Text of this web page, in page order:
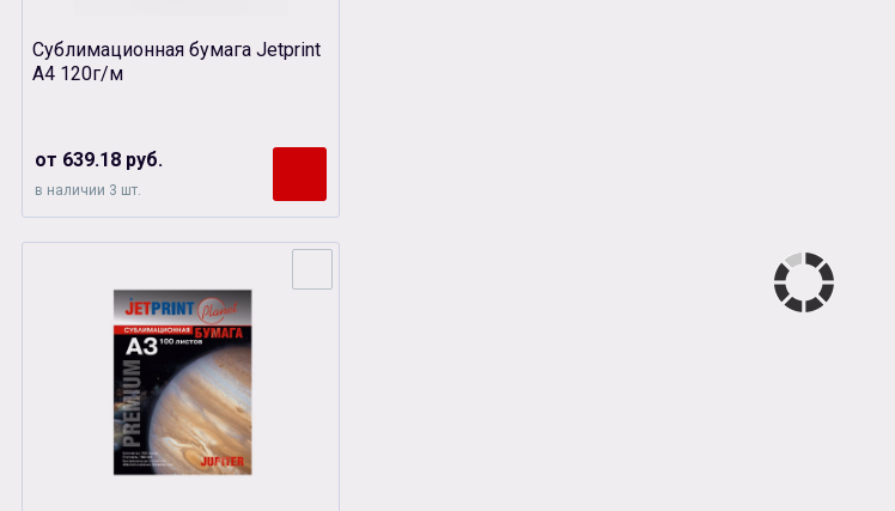
Сублимационная бумага Jetprint
А4 120г/м
от 639.18 руб.
в наличии 3 шт.